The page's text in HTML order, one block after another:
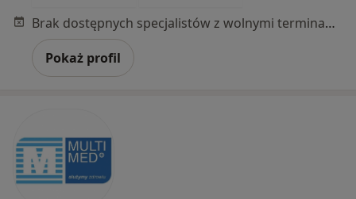
Brak dostępnych specjalistów z wolnymi terminami w tym centrum medycznym.
Pokaż profil